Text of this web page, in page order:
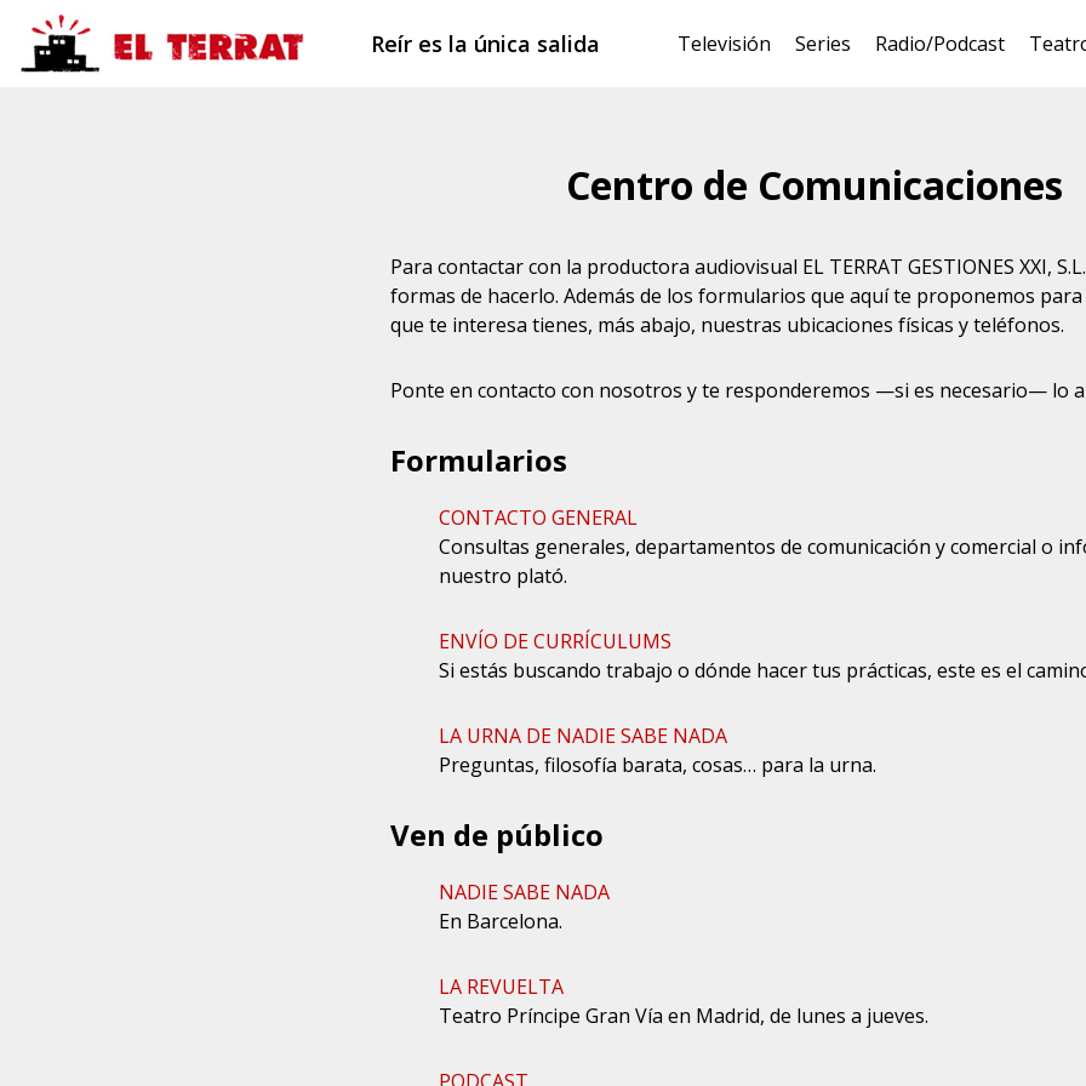
Reír es la única salida Televisión Series Radio/Podcast
Centro de Comunicaciones
Para contactar con la productora audiovisual EL TERRAT GESTIONES XXI,
formas de hacerlo. Además de los formularios que aquí te proponemos
que te interesa tienes, más abajo, nuestras ubicaciones físicas y teléfonos.
Ponte en contacto con nosotros y te responderemos —si es necesario— lo
Formularios
CONTACTO GENERAL
Consultas generales, departamentos de comunicación y comercial o
nuestro plató.
ENVÍO DE CURRÍCULUMS
Si estás buscando trabajo o dónde hacer tus prácticas, este es el
LA URNA DE NADIE SABE NADA
Preguntas, filosofía barata, cosas… para la urna.
Ven de público
NADIE SABE NADA
En Barcelona.
LA REVUELTA
Teatro Príncipe Gran Vía en Madrid, de lunes a jueves.